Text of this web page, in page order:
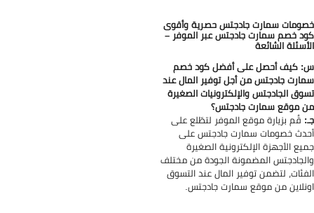
سمارت جادجتس حصرية وأقوى
خصم سمارت جادجتس عبر الموفر –
الشائعة
كيف أحصل على أفضل كود خصم
جادجتس من أجل توفير المال عند
الجادجتس والإلكترونيات الصغيرة
موقع سمارت جادجتس؟
قُم بزيارة موقع الموفر لتطّلع على
خصومات سمارت جادجتس على
الأجهزة الإلكترونية الصغيرة
المضمونة الجودة من مختلف
لتضمن توفير المال عند التسوق
من موقع سمارت جادجتس.